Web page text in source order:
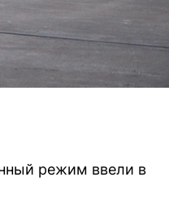
режим ввели в